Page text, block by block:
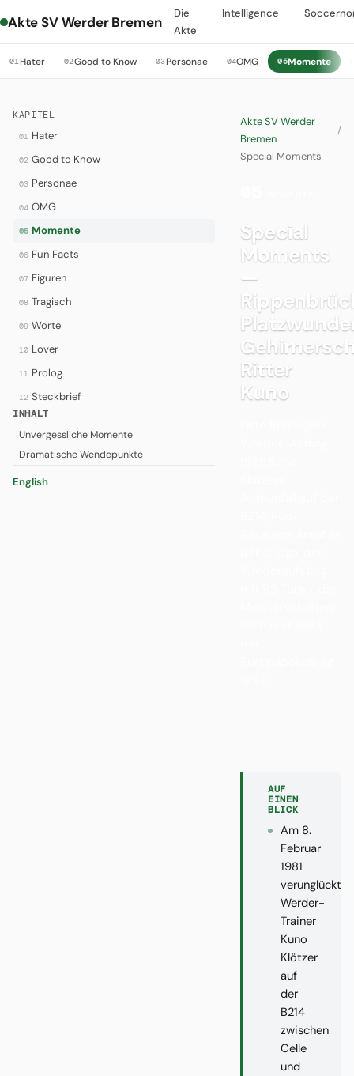
Akte SV Werder Bremen
Die
Akte
Intelligence
01Hater 02Good to Know 03Personae 04OMG 05Momente
KAPITEL
01 Hater
02 Good to Know
03 Personae
04 OMG
05 Momente
06 Fun Facts
07 Figuren
08 Tragisch
09 Worte
10 Lover
11 Prolog
12 Steckbrief
INHALT
Unvergessliche Momente
Dramatische Wendepunkte
English
Akte SV Werder
Bremen
/
Special Moments
Special
Moments
—
Ritter
Kuno
AUF
EINEN
BLICK
Am 8.
Februar
1981
verunglückt
Werder-
Trainer
Kuno
Klötzer
auf
der
B214
zwischen
Celle
und